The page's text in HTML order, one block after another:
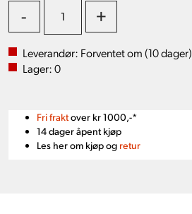
- +
Leverandør: Forventet om (10dager)
Lager:0
Fri fraktover kr 1000,-*
14 dager åpent kjøp
Les her om kjøp og retur